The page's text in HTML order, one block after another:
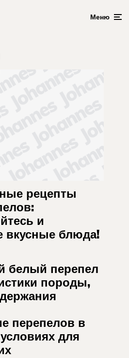
Меню
рецепты
и
вкусные блюда!
белый перепел
породы,
перепелов в
для